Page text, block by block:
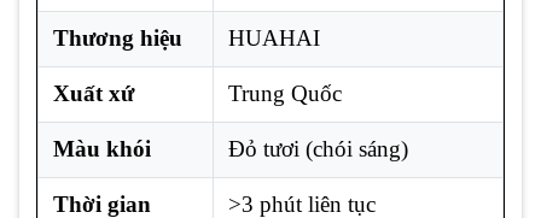
Thương hiệu HUAHAI
Xuất xứ Trung Quốc
Màu khói Đỏ tươi (chói sáng)
Thời gian
>3 phút liên tục